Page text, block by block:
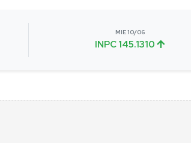
MIE 10/06
INPC 145.1310